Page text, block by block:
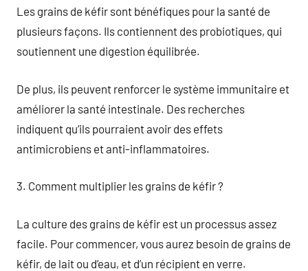
Les grains de kéfir sont bénéfiques pour la santé de
plusieurs façons. Ils contiennent des probiotiques, qui
soutiennent une digestion équilibrée.
De plus, ils peuvent renforcer le système immunitaire et
améliorer la santé intestinale. Des recherches
indiquent qu’ils pourraient avoir des effets
antimicrobiens et anti-inflammatoires.
3. Comment multiplier les grains de kéfir ?
La culture des grains de kéfir est un processus assez
facile. Pour commencer, vous aurez besoin de grains de
kéfir, de lait ou d’eau, et d’un récipient en verre.